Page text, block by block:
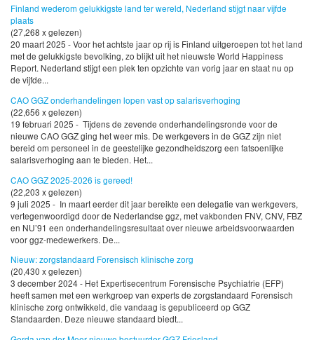
Finland wederom gelukkigste land ter wereld, Nederland stijgt naar vijfde
plaats
(27,268 x gelezen)
20 maart 2025 - Voor het achtste jaar op rij is Finland uitgeroepen tot het land
met de gelukkigste bevolking, zo blijkt uit het nieuwste World Happiness
Report. Nederland stijgt een plek ten opzichte van vorig jaar en staat nu op
de vijfde...
CAO GGZ onderhandelingen lopen vast op salarisverhoging
(22,656 x gelezen)
19 februari 2025 - Tijdens de zevende onderhandelingsronde voor de
nieuwe CAO GGZ ging het weer mis. De werkgevers in de GGZ zijn niet
bereid om personeel in de geestelijke gezondheidszorg een fatsoenlijke
salarisverhoging aan te bieden. Het...
CAO GGZ 2025-2026 is gereed!
(22,203 x gelezen)
9 juli 2025 - In maart eerder dit jaar bereikte een delegatie van werkgevers,
vertegenwoordigd door de Nederlandse ggz, met vakbonden FNV, CNV, FBZ
en NU’91 een onderhandelingsresultaat over nieuwe arbeidsvoorwaarden
voor ggz-medewerkers. De...
Nieuw: zorgstandaard Forensisch klinische zorg
(20,430 x gelezen)
3 december 2024 - Het Expertisecentrum Forensische Psychiatrie (EFP)
heeft samen met een werkgroep van experts de zorgstandaard Forensisch
klinische zorg ontwikkeld, die vandaag is gepubliceerd op GGZ
Standaarden. Deze nieuwe standaard biedt...